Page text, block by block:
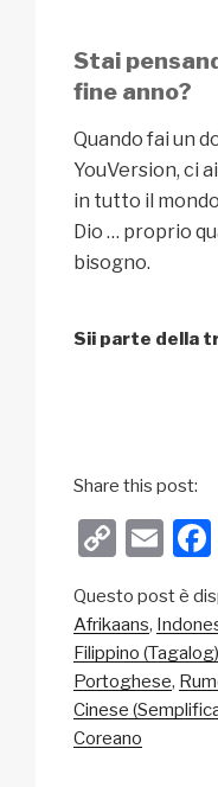
Stai
fine anno?
Quando fai un
YouVersion, ci
in tutto il
Dio … proprio
bisogno.
Sii parte della
Share this post:
C
p
y
Li
n
E
ail
Questo post è
Afrikaans
Filippino (Tagalog)
Portoghese
Cinese
Coreano